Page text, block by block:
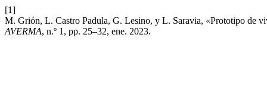
[1]
M. Grión, L. Castro Padula, G. Lesino, y L. Saravia, «Prototipo de
AVERMA, n.º 1, pp. 25–32, ene. 2023.